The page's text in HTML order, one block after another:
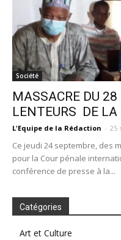
Société
MASSACRE DU
LENTEURS DE LA
L'Equipe de la Rédaction - 25
Ce jeudi 24 septembre, des
pour la Cour pénale
conférence de presse à la...
Catégories
Art et Culture